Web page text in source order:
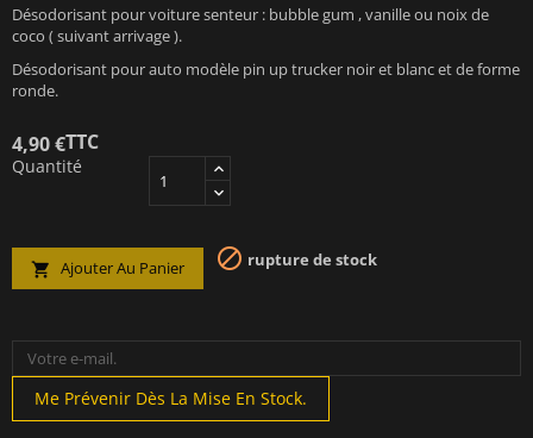
Désodorisant pour voiture senteur : bubble gum , vanille ou noix de
coco ( suivant arrivage ).
Désodorisant pour auto modèle pin up trucker noir et blanc et de forme
ronde.
4,90 €TTC
Quantité
 Ajouter Au Panier  rupture de stock
Me Prévenir Dès La Mise En Stock.